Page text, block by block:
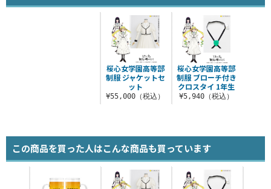
桜心女学園高等部
制服 ジャケットセ
ット
¥55,000（税込）
桜心女学園高等部
制服 ブローチ付き
クロスタイ 1年生
¥5,940（税込）
この商品を買った人はこんな商品も買っています